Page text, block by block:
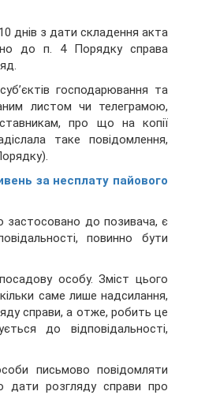
днів з дати складення акта
до п. 4 Порядку справа
господарювання та
листом чи телеграмою,
про що на копії
таке повідомлення,
за несплату пайового
застосовано до позивача, є
повинно бути
особу. Зміст цього
саме лише надсилання,
справи, а отже, робить це
до відповідальності,
письмово повідомляти
дати розгляду справи про